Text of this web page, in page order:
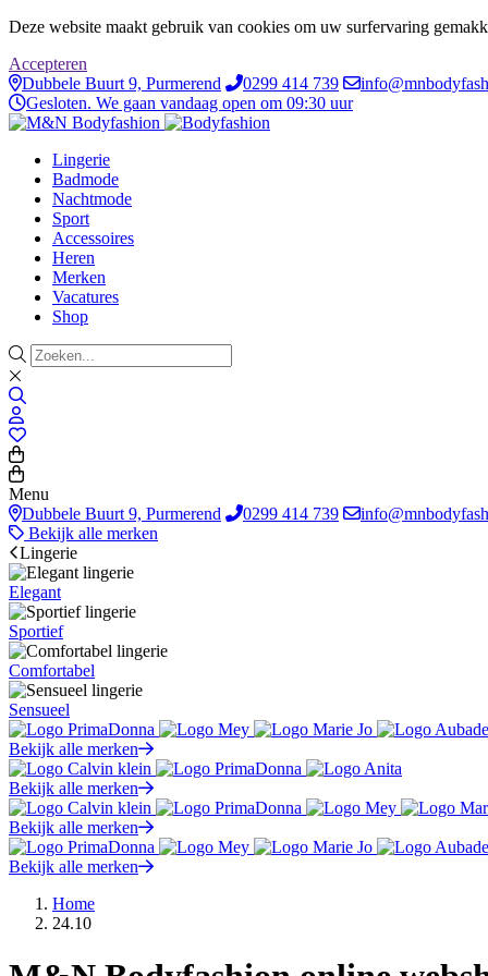
Deze website maakt gebruik van cookies om uw surfervaring
Accepteren
Dubbele Buurt 9, Purmerend
0299 414 739
Gesloten. We gaan vandaag open om 09:30 uur
Lingerie
Badmode
Nachtmode
Sport
Accessoires
Heren
Merken
Vacatures
Shop
Menu
Dubbele Buurt 9, Purmerend
0299 414 739
Bekijk alle merken
Lingerie
Elegant
Sportief
Comfortabel
Sensueel
Bekijk alle merken
Bekijk alle merken
Bekijk alle merken
Bekijk alle merken
Home
24.10